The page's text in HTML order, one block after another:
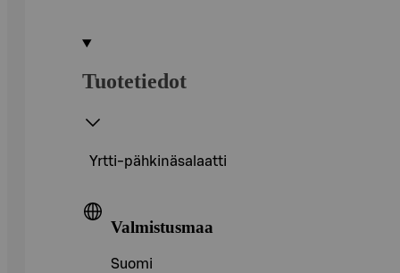
Tuotetiedot
Yrtti-pähkinäsalaatti
Valmistusmaa
Suomi